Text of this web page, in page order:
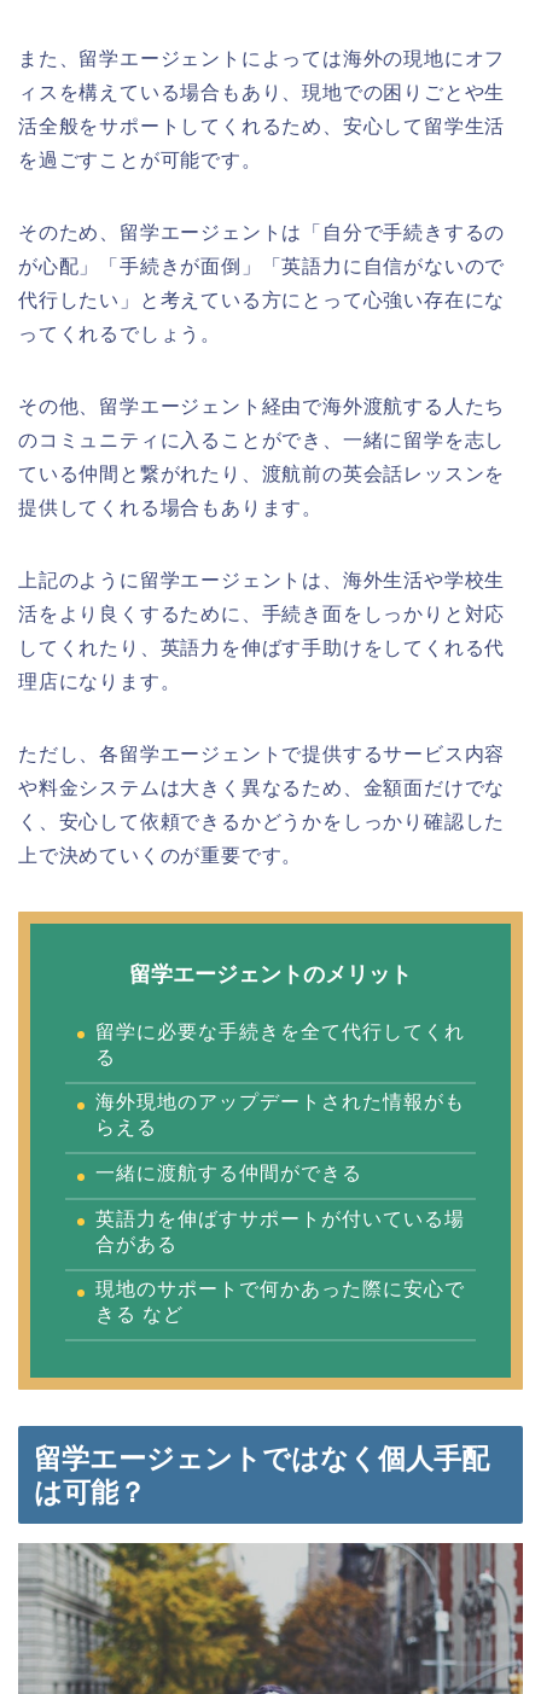
また、留学エージェントによっては海外の現地にオフ
ィスを構えている場合もあり、現地での困りごとや生
活全般をサポートしてくれるため、安心して留学生活
を過ごすことが可能です。
そのため、留学エージェントは「自分で手続きするの
が心配」「手続きが面倒」「英語力に自信がないので
代行したい」と考えている方にとって心強い存在にな
ってくれるでしょう。
その他、留学エージェント経由で海外渡航する人たち
のコミュニティに入ることができ、一緒に留学を志し
ている仲間と繋がれたり、渡航前の英会話レッスンを
提供してくれる場合もあります。
上記のように留学エージェントは、海外生活や学校生
活をより良くするために、手続き面をしっかりと対応
してくれたり、英語力を伸ばす手助けをしてくれる代
理店になります。
ただし、各留学エージェントで提供するサービス内容
や料金システムは大きく異なるため、金額面だけでな
く、安心して依頼できるかどうかをしっかり確認した
上で決めていくのが重要です。
留学エージェントのメリット
留学に必要な手続きを全て代行してくれ
る
海外現地のアップデートされた情報がも
らえる
一緒に渡航する仲間ができる
英語力を伸ばすサポートが付いている場
合がある
現地のサポートで何かあった際に安心で
きる など
留学エージェントではなく個人手配
は可能？